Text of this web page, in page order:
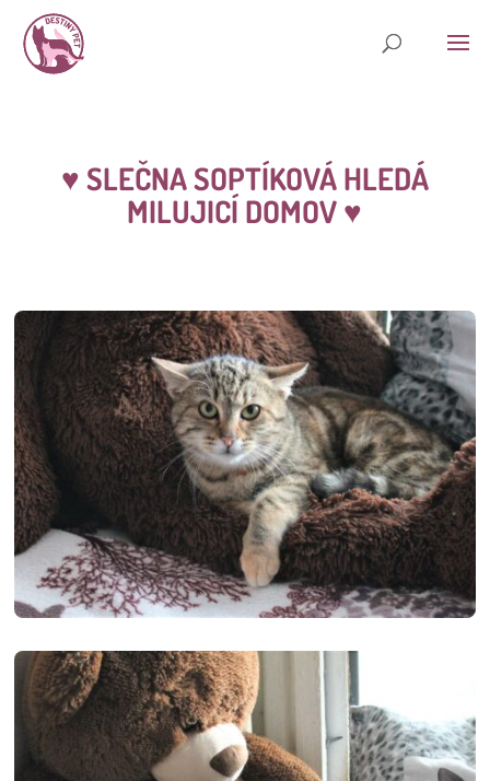
♥ SLEČNA SOPTÍKOVÁ HLEDÁ
MILUJICÍ DOMOV ♥